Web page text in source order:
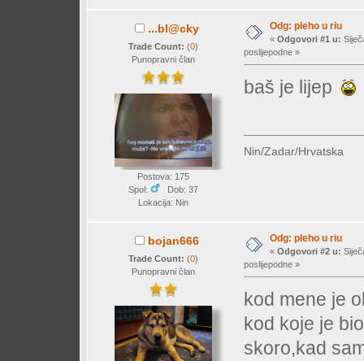
...bl@cky
Trade Count: (0)
Punopravni član
Postova: 175
Spol:
Dob: 37
Lokacija: Nin
Odg: pleho u riu
« Odgovori #1 u:
poslijepodne »
baš je lijep
Nin/Zadar/Hrvatska
bojan666
Trade Count: (0)
Punopravni član
Odg: pleho u riu
« Odgovori #2 u:
poslijepodne »
kod mene je
kod koje je
skoro,kad